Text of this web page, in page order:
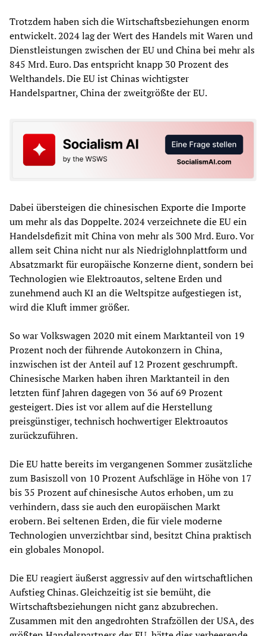
Trotzdem haben sich die Wirtschaftsbeziehungen enorm
entwickelt. 2024 lag der Wert des Handels mit Waren und
Dienstleistungen zwischen der EU und China bei mehr als
845 Mrd. Euro. Das entspricht knapp 30 Prozent des
Welthandels. Die EU ist Chinas wichtigster
Handelspartner, China der zweitgrößte der EU.
Dabei übersteigen die chinesischen Exporte die Importe
um mehr als das Doppelte. 2024 verzeichnete die EU ein
Handelsdefizit mit China von mehr als 300 Mrd. Euro. Vor
allem seit China nicht nur als Niedriglohnplattform und
Absatzmarkt für europäische Konzerne dient, sondern bei
Technologien wie Elektroautos, seltene Erden und
zunehmend auch KI an die Weltspitze aufgestiegen ist,
wird die Kluft immer größer.
So war Volkswagen 2020 mit einem Marktanteil von 19
Prozent noch der führende Autokonzern in China,
inzwischen ist der Anteil auf 12 Prozent geschrumpft.
Chinesische Marken haben ihren Marktanteil in den
letzten fünf Jahren dagegen von 36 auf 69 Prozent
gesteigert. Dies ist vor allem auf die Herstellung
preisgünstiger, technisch hochwertiger Elektroautos
zurückzuführen.
Die EU hatte bereits im vergangenen Sommer zusätzliche
zum Basiszoll von 10 Prozent Aufschläge in Höhe von 17
bis 35 Prozent auf chinesische Autos erhoben, um zu
verhindern, dass sie auch den europäischen Markt
erobern. Bei seltenen Erden, die für viele moderne
Technologien unverzichtbar sind, besitzt China praktisch
ein globales Monopol.
Die EU reagiert äußerst aggressiv auf den wirtschaftlichen
Aufstieg Chinas. Gleichzeitig ist sie bemüht, die
Wirtschaftsbeziehungen nicht ganz abzubrechen.
Zusammen mit den angedrohten Strafzöllen der USA, des